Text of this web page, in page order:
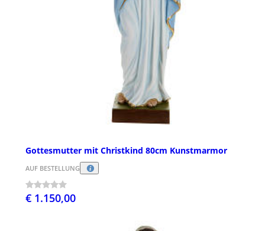
Gottesmutter mit Christkind 80cm Kunstmarmor
AUF BESTELLUNG
€ 1.150,00